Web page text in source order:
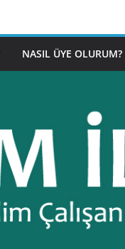
NASIL ÜYE OLURUM?